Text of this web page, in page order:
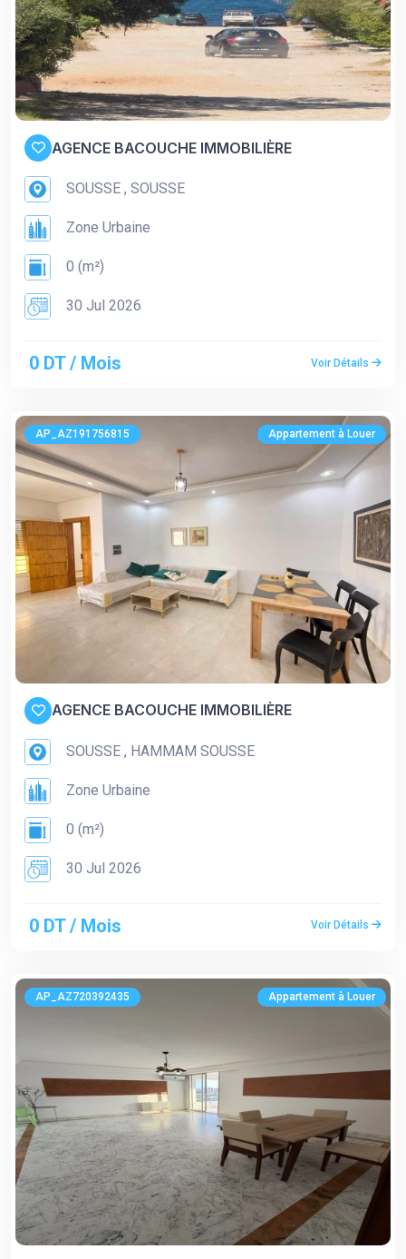
AGENCE BACOUCHE IMMOBILIÈRE
SOUSSE , SOUSSE
Zone Urbaine
0 (m²)
30 Jul 2026
0 DT / Mois Voir Détails
AP_AZ191756815 Appartement à Louer
AGENCE BACOUCHE IMMOBILIÈRE
SOUSSE , HAMMAM SOUSSE
Zone Urbaine
0 (m²)
30 Jul 2026
0 DT / Mois Voir Détails
AP_AZ720392435 Appartement à Louer